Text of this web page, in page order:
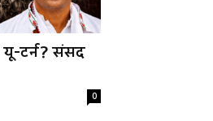
टर्न? संसद
0